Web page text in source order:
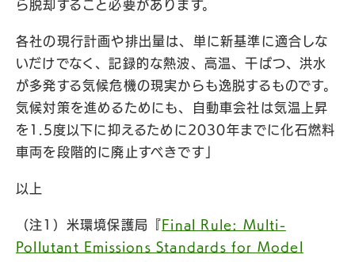
ら脱却すること必要があります。
各社の現行計画や排出量は、単に新基準に適合しな
いだけでなく、記録的な熱波、高温、干ばつ、洪水
が多発する気候危機の現実からも逸脱するものです。
気候対策を進めるためにも、自動車会社は気温上昇
を1.5度以下に抑えるために2030年までに化石燃料
車両を段階的に廃止すべきです」
以上
（注1）米環境保護局『 Final Rule: Multi-
Pollutant Emissions Standards for Model